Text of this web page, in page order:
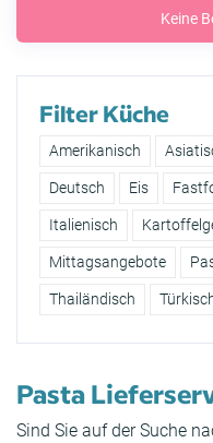
Keine
Filter Küche
Amerikanisch
Deutsch Eis
Italienisch
Mittagsangebote
Thailändisch
Pasta
Sind Sie auf der Suche